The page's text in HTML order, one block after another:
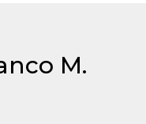
M.